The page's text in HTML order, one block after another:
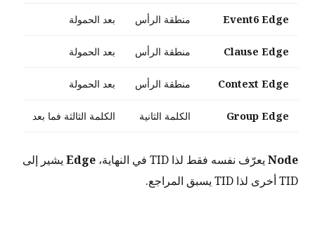
Event6 Edge منطقة الرأس بعد الحمولة
Clause Edge منطقة الرأس بعد الحمولة
Context Edge منطقة الرأس بعد الحمولة
Group Edge الكلمة الثانية الكلمة الثالثة فما بعد
Node يعرّف نفسه فقط لذا TID في النهاية، Edge يشير إلى
TID أخرى لذا TID يسبق المراجع.